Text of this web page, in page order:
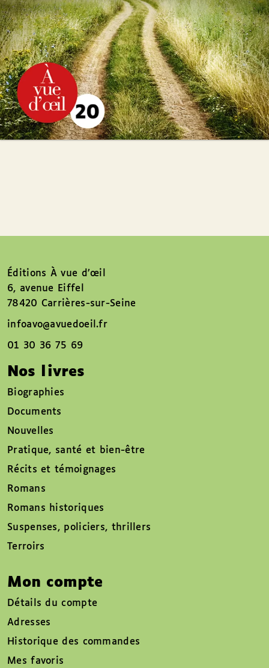
Éditions À vue d’œil
6, avenue Eiffel
78420 Carrières-sur-Seine
infoavo@avuedoeil.fr
01 30 36 75 69
Nos livres
Biographies
Documents
Nouvelles
Pratique, santé et bien-être
Récits et témoignages
Romans
Romans historiques
Suspenses, policiers, thrillers
Terroirs
Mon compte
Détails du compte
Adresses
Historique des commandes
Mes favoris